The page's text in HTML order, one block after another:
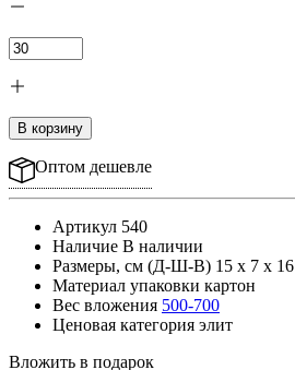
В корзину
Оптом дешевле
Артикул 540
Наличие В наличии
Размеры, cм (Д-Ш-В) 15 x 7 x 16
Материал упаковки картон
Вес вложения 500-700
Ценовая категория элит
Вложить в подарок